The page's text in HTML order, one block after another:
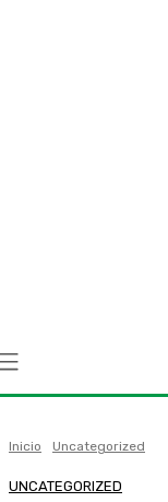
Inicio Uncategorized
UNCATEGORIZED